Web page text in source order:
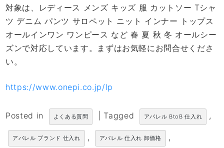
対象は、レディース メンズ キッズ 服 カットソー Tシャ
ツ デニム パンツ サロペット ニット インナー トップス
オールインワン ワンピース など 春 夏 秋 冬 オールシー
ズンで対応しています。まずはお気軽にお問合せくださ
い。
https://www.onepi.co.jp/lp
Posted in よくある質問 Tagged アパレル BtoB 仕入れ ,
アパレル ブランド 仕入れ , アパレル 仕入れ 卸価格 ,